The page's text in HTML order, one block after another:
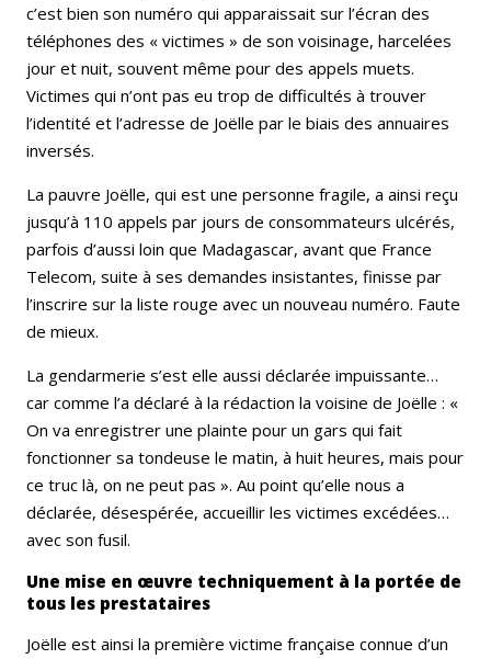
c’est bien son numéro qui apparaissait sur l’écran des
téléphones des « victimes » de son voisinage, harcelées
jour et nuit, souvent même pour des appels muets.
Victimes qui n’ont pas eu trop de difficultés à trouver
l’identité et l’adresse de Joëlle par le biais des annuaires
inversés.
La pauvre Joëlle, qui est une personne fragile, a ainsi reçu
jusqu’à 110 appels par jours de consommateurs ulcérés,
parfois d’aussi loin que Madagascar, avant que France
Telecom, suite à ses demandes insistantes, finisse par
l’inscrire sur la liste rouge avec un nouveau numéro. Faute
de mieux.
La gendarmerie s’est elle aussi déclarée impuissante…
car comme l’a déclaré à la rédaction la voisine de Joëlle : «
On va enregistrer une plainte pour un gars qui fait
fonctionner sa tondeuse le matin, à huit heures, mais pour
ce truc là, on ne peut pas ». Au point qu’elle nous a
déclarée, désespérée, accueillir les victimes excédées…
avec son fusil.
Une mise en œuvre techniquement à la portée de
tous les prestataires
Joëlle est ainsi la première victime française connue d’un